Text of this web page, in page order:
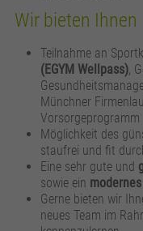
Wir bieten Ihnen
Teilnahme an
(EGYM Wellpass) ,
Münchner
Vorsorgeprogramm
Möglichkeit des
staufrei und fit
Eine sehr gute und
sowie ein
Gerne bieten wir
neues Team im